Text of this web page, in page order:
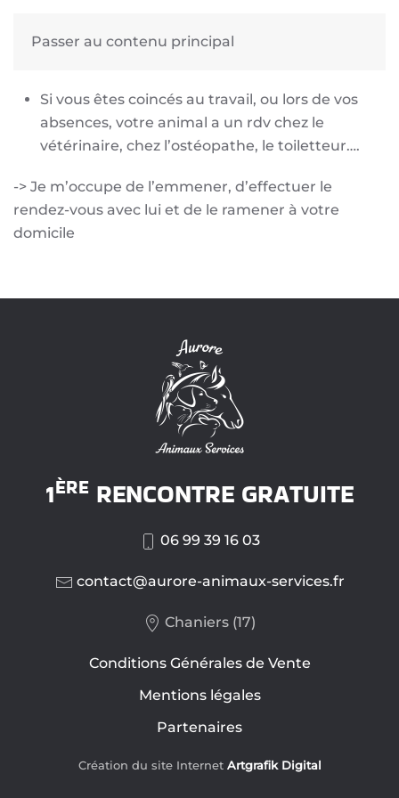
Passer au contenu principal
TAXI ANIMALIER
Si vous êtes coincés au travail, ou lors de vos
absences, votre animal a un rdv chez le
vétérinaire, chez l’ostéopathe, le toiletteur….
-> Je m’occupe de l’emmener, d’effectuer le
rendez-vous avec lui et de le ramener à votre
domicile
1ÈRE RENCONTRE GRATUITE
06 99 39 16 03
contact@aurore-animaux-services.fr
Chaniers (17)
Conditions Générales de Vente
Mentions légales
Partenaires
Création du site Internet Artgrafik Digital